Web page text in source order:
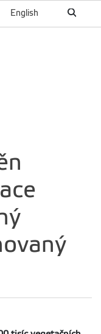
English